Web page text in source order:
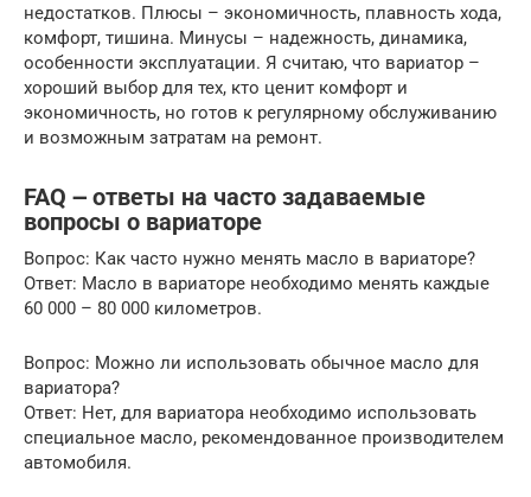
недостатков. Плюсы – экономичность, плавность хода,
комфорт, тишина. Минусы – надежность, динамика,
особенности эксплуатации. Я считаю, что вариатор –
хороший выбор для тех, кто ценит комфорт и
экономичность, но готов к регулярному обслуживанию
и возможным затратам на ремонт.
FAQ ౼ ответы на часто задаваемые
вопросы о вариаторе
Вопрос: Как часто нужно менять масло в вариаторе?
Ответ: Масло в вариаторе необходимо менять каждые
60 000 – 80 000 километров.
Вопрос: Можно ли использовать обычное масло для
вариатора?
Ответ: Нет, для вариатора необходимо использовать
специальное масло, рекомендованное производителем
автомобиля.